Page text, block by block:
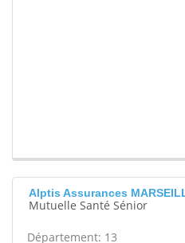
Alptis Assurances
Mutuelle Santé Sénior
Département: 13